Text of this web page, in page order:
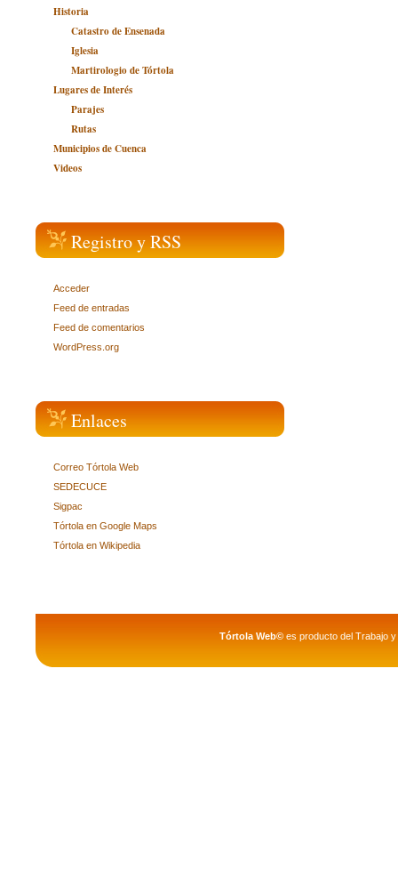
Historia
Catastro de Ensenada
Iglesia
Martirologio de Tórtola
Lugares de Interés
Parajes
Rutas
Municipios de Cuenca
Videos
Registro y RSS
Acceder
Feed de entradas
Feed de comentarios
WordPress.org
Enlaces
Correo Tórtola Web
SEDECUCE
Sigpac
Tórtola en Google Maps
Tórtola en Wikipedia
Tórtola Web© es producto del Trabajo